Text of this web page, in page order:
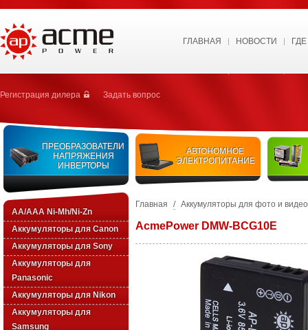
ГЛАВНАЯ НОВОСТИ
Регистрация дилера Задать вопрос
ПРЕОБРАЗОВАТЕЛИ
НАПРЯЖЕНИЯ
ИНВЕРТОРЫ
АВТОНОМНОЕ
ЭЛЕКТРОПИТАНИЕ
AA/AAA Ni-Mh/Ni-Zn
Аккумуляторы для Canon
Аккумуляторы для Sony
Аккумуляторы для
Panasonic
Аккумуляторы для Nikon
Аккумуляторы для
Samsung
Главная / Аккумуляторы для фото и
AcmePower DMW-BCG10E